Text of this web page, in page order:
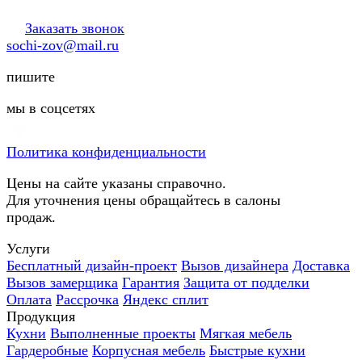
Заказать звонок
sochi-zov@mail.ru
пишите
мы в соцсетях
Политика конфиденциальности
Цены на сайте указаны справочно.
Для уточнения цены обращайтесь в салоны
продаж.
Услуги
Бесплатный дизайн-проект Вызов дизайнера Доставка
Вызов замерщика Гарантия Защита от подделки
Оплата Рассрочка Яндекс сплит
Продукция
Кухни Выполненные проекты Мягкая мебель
Гардеробные Корпусная мебель Быстрые кухни